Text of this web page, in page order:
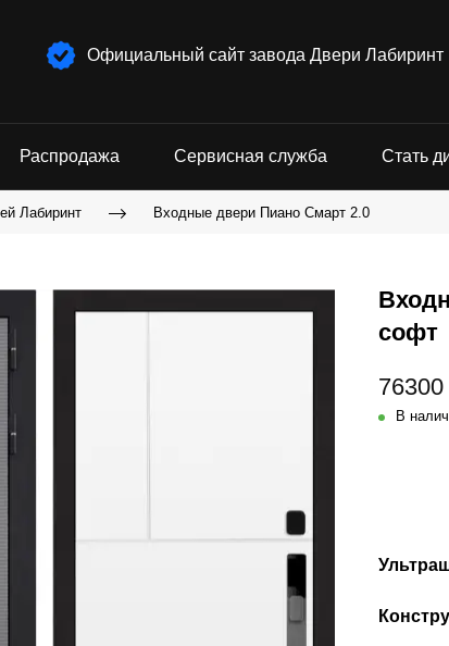
Официальный сайт завода Двери Лабиринт
Распродажа Сервисная служба Стать
Лабиринт Входные двери Пиано Смарт 2.0
софт
В